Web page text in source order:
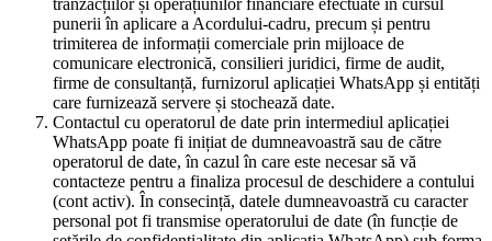
tranzacțiilor și operațiunilor financiare efectuate în cursul
punerii în aplicare a Acordului-cadru, precum și pentru
trimiterea de informații comerciale prin mijloace de
comunicare electronică, consilieri juridici, firme de audit,
firme de consultanță, furnizorul aplicației WhatsApp și entități
care furnizează servere și stochează date.
Contactul cu operatorul de date prin intermediul aplicației
WhatsApp poate fi inițiat de dumneavoastră sau de către
operatorul de date, în cazul în care este necesar să vă
contacteze pentru a finaliza procesul de deschidere a contului
(cont activ). În consecință, datele dumneavoastră cu caracter
personal pot fi transmise operatorului de date (în funcție de